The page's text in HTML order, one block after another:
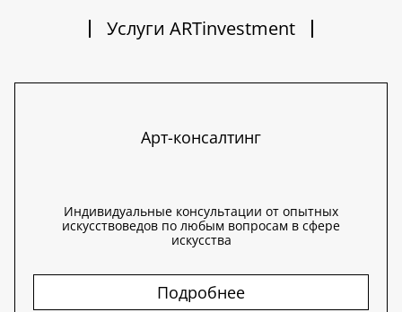
Услуги ARTinvestment
Арт-консалтинг
Индивидуальные консультации от опытных
искусствоведов по любым вопросам в сфере
искусства
Подробнее